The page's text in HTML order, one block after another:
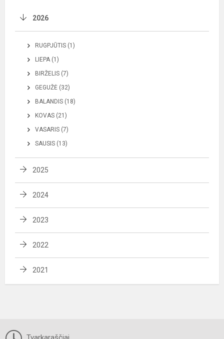
2026
RUGPJŪTIS (1)
LIEPA (1)
BIRŽELIS (7)
GEGUŽĖ (32)
BALANDIS (18)
KOVAS (21)
VASARIS (7)
SAUSIS (13)
2025
2024
2023
2022
2021